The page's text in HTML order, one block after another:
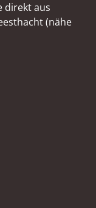
direkt aus
(nähe